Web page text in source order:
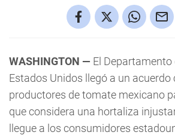
WASHINGTON — El
Estados Unidos llegó a un acuerdo
productores de tomate mexicano
que considera una hortaliza
llegue a los consumidores